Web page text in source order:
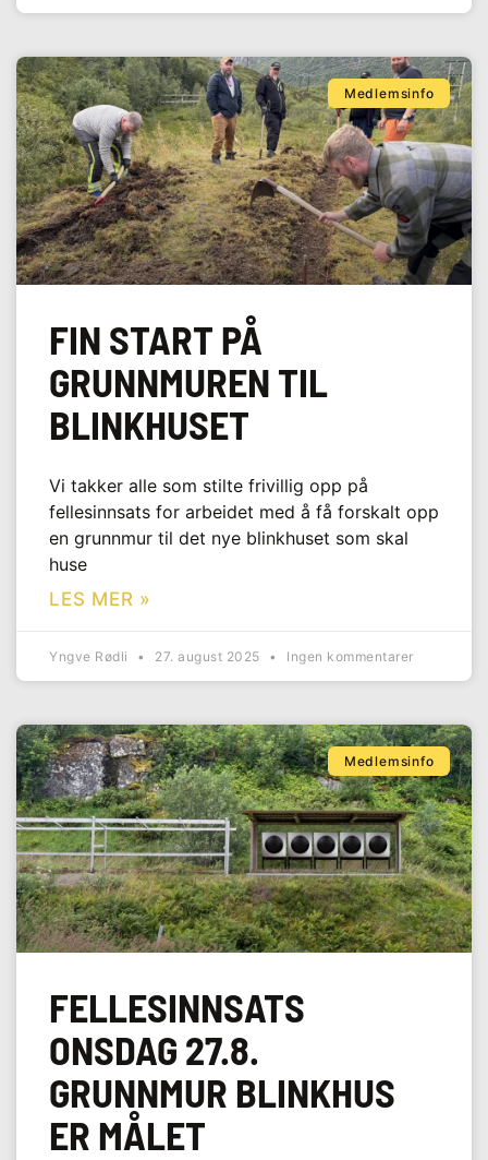
Medlemsinfo
FIN START PÅ
GRUNNMUREN TIL
BLINKHUSET
Vi takker alle som stilte frivillig opp på
fellesinnsats for arbeidet med å få forskalt opp
en grunnmur til det nye blinkhuset som skal
huse
LES MER »
Yngve Rødli 27. august 2025 Ingen kommentarer
Medlemsinfo
FELLESINNSATS
ONSDAG 27.8.
GRUNNMUR BLINKHUS
ER MÅLET